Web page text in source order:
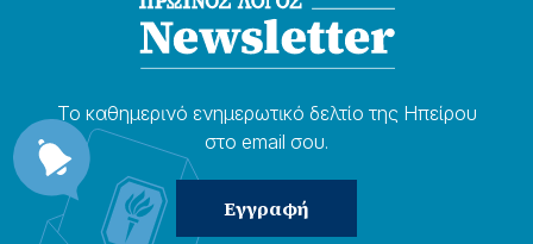
Το καθημερɩνό ενημερωτɩκό δελτίο της Ηπείρου
στο email σου.